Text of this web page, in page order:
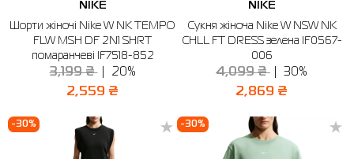
NIKE
Шорти жіночі Nike W NK TEMPO
FLW MSH DF 2N1 SHRT
помаранчеві IF7518-852
3,199 ₴ 20%
2,559 ₴
NIKE
Сукня жіноча Nike W NSW NK
CHLL FT DRESS зелена IF0567-
006
4,099 ₴ 30%
2,869 ₴
-30% -30%